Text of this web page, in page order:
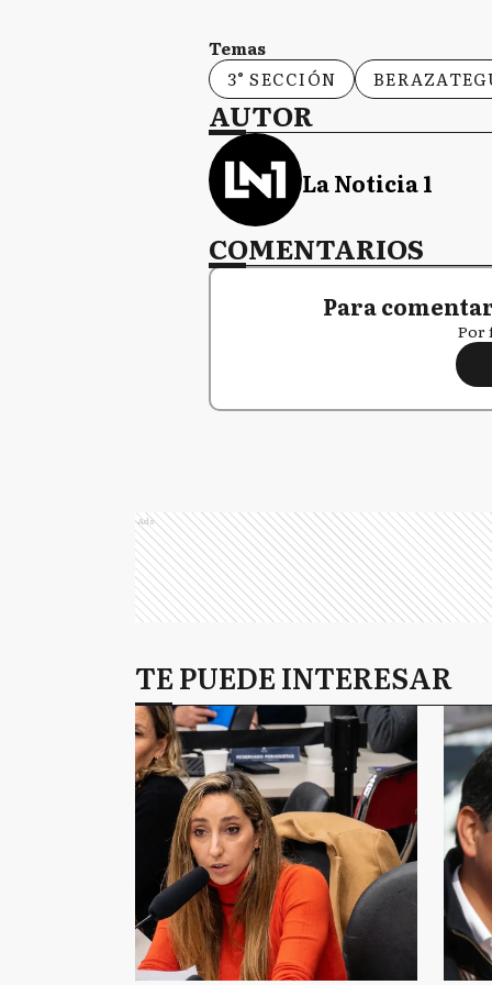
Temas
3° SECCIÓN
AUTOR
La Noticia 1
COMENTARIOS
Para
Por
Ads
TE PUEDE INTERESAR